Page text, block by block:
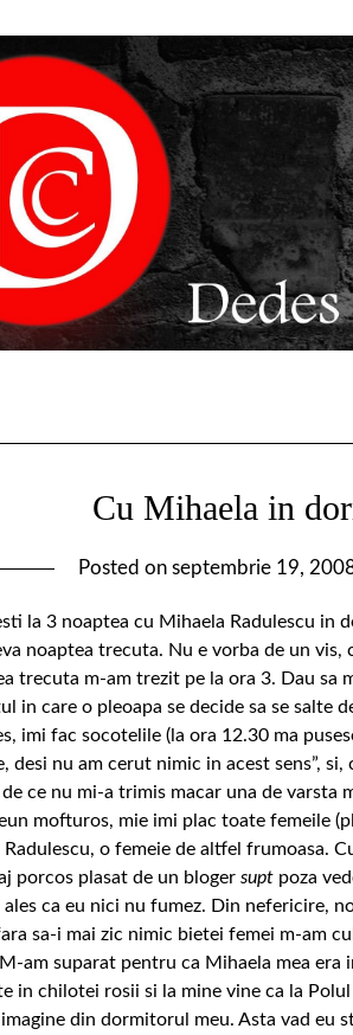
Cu Mihaela in
Posted on septembrie 19,
la 3 noaptea cu Mihaela Radulescu in
noaptea trecuta. Nu e vorba de un
trecuta m-am trezit pe la ora 3. Dau sa
in care o pleoapa se decide sa se salte
imi fac socotelile (la ora 12.30 ma
desi nu am cerut nimic in acest sens”,
ce nu mi-a trimis macar una de varsta
mofturos, mie imi plac toate femeile
o femeie de altfel frumoasa.
porcos plasat de un blogersupt poza
ales ca eu nici nu fumez. Din nefericire,
sa-i mai zic nimic bietei femei m-am
am suparat pentru ca Mihaela mea
in chilotei rosii si la mine vine ca la
din dormitorul meu. Asta vad eu